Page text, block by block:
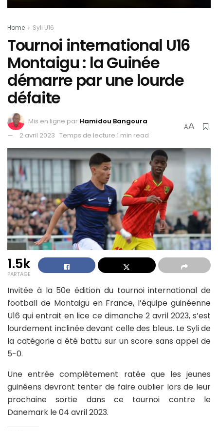
Home Syli U16
Tournoi international U16
Montaigu : la Guinée
démarre par une lourde
défaite
Mis en ligne par Hamidou Bangoura
2 avril 2023 Temps de lecture:1 min read
AA
1.5k
PARTAGE
Invitée à la 50e édition du tournoi international de
football de Montaigu en France, l’équipe guinéenne
U16 qui entrait en lice ce dimanche 2 avril 2023, s’est
lourdement inclinée devant celle des bleus. Le Syli de
la catégorie a été battu sur un score sans appel de
5-0.
Une entrée complètement ratée que les jeunes
guinéens devront tenter de faire oublier lors de leur
prochaine sortie dans ce tournoi contre le
Danemark le 04 avril 2023.